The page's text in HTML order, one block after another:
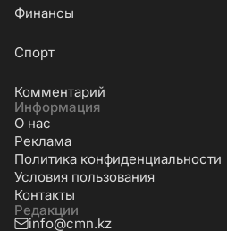
Финансы
Cпорт
Комментарий
Информация
О нас
Реклама
Политика конфиденциальности
Условия пользования
Контакты
Редакции
info@cmn.kz